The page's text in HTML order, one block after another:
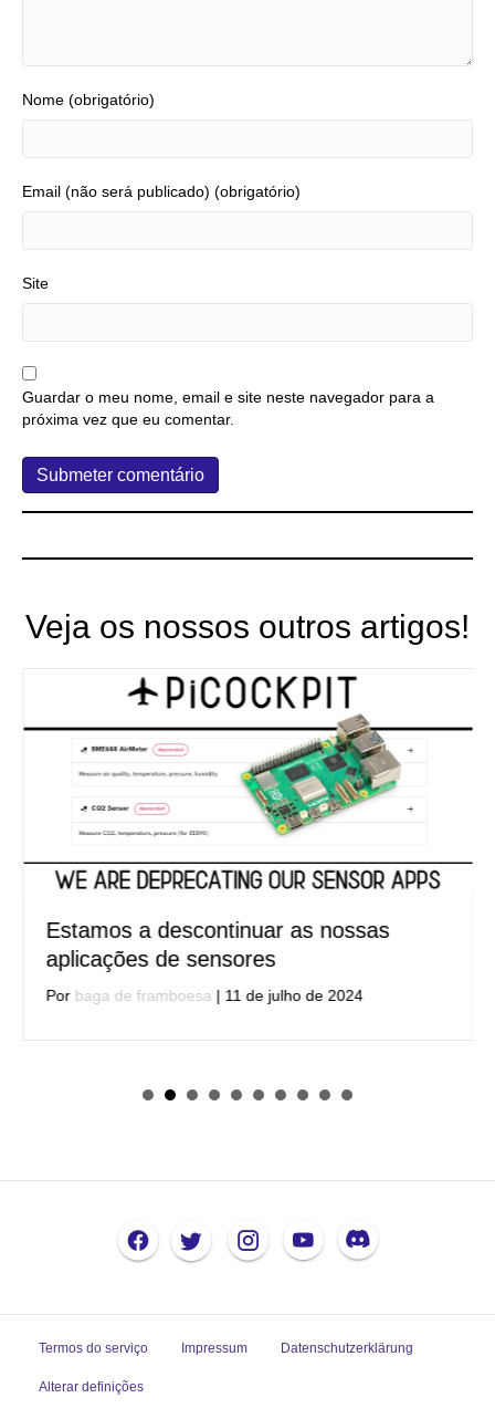
Nome (obrigatório)
Email (não será publicado) (obrigatório)
Site
Guardar o meu nome, email e site neste navegador para a
próxima vez que eu comentar.
Veja os nossos outros artigos!
Estamos a descontinuar as nossas
aplicações de sensores
Por baga de framboesa | 11 de julho de 2024
Termos do serviço Impressum Datenschutzerklärung
Alterar definições